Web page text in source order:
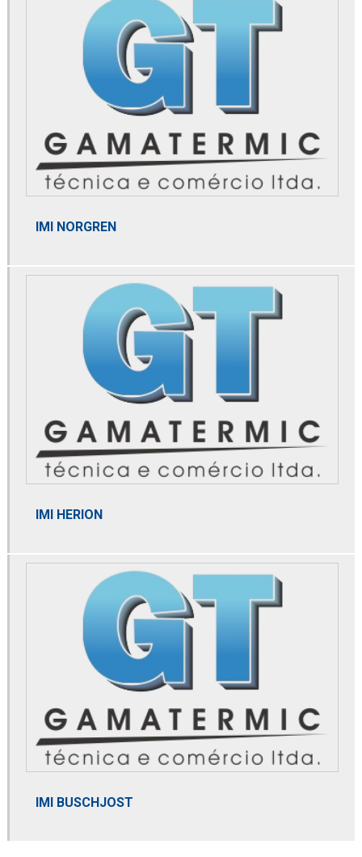
Distribuidor de 2020pm or
Distribuidor de 2040pm or
Distribuidor alfa laval
Distribuidor de altair
Distribuidor de bobina danfoss
Distribuidor de bomba de alta pressão
Distribuidor de bomba de pistão axial
Distribuidor de domnick hunter
Distribuidor de dry cooler
Distribuidor de elemento microbiológico
Distribuidor de membrana de nitrogênio
Distribuidor mga
Distribuidor norgren
Domnick hunter
Element coalescer
Elemento coalescente
Elemento termostático
IMI NORGREN
IMI HERION
IMI BUSCHJOST